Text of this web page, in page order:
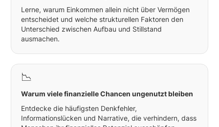
Lerne, warum Einkommen allein nicht über Vermögen
entscheidet und welche strukturellen Faktoren den
Unterschied zwischen Aufbau und Stillstand
ausmachen.
📉
Warum viele finanzielle Chancen ungenutzt bleiben
Entdecke die häufigsten Denkfehler,
Informationslücken und Narrative, die verhindern, dass